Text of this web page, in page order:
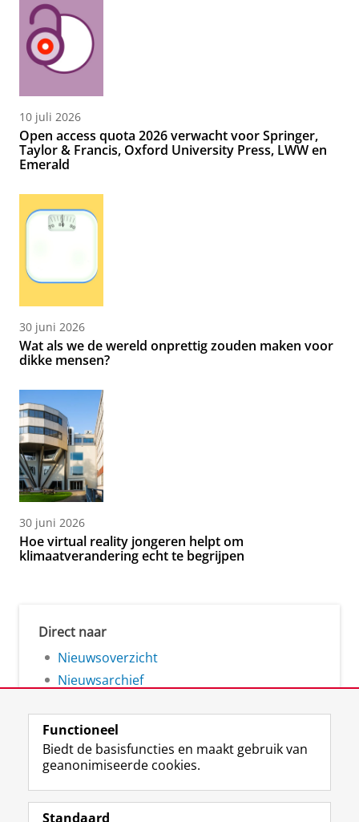
10 juli 2026
Open access quota 2026 verwacht voor Springer,
Taylor & Francis, Oxford University Press, LWW en
Emerald
30 juni 2026
Wat als we de wereld onprettig zouden maken voor
dikke mensen?
30 juni 2026
Hoe virtual reality jongeren helpt om
klimaatverandering echt te begrijpen
Direct naar
Nieuwsoverzicht
Nieuwsarchief
Volg de RUG
F
a
L
i
R
S
I
n
Y
o
Functioneel
Biedt de basisfuncties en maakt gebruik van
geanonimiseerde cookies.
Standaard